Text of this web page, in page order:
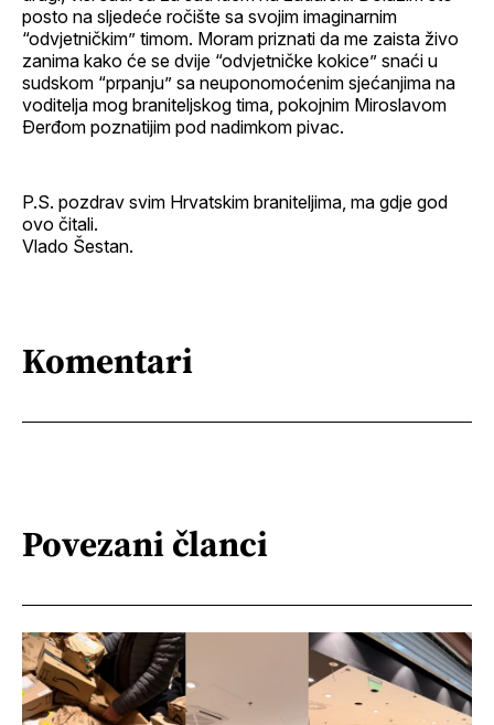
posto na sljedeće ročište sa svojim imaginarnim
“odvjetničkim” timom. Moram priznati da me zaista živo
zanima kako će se dvije “odvjetničke kokice” snaći u
sudskom “prpanju” sa neuponomoćenim sjećanjima na
voditelja mog braniteljskog tima, pokojnim Miroslavom
Đerđom poznatijim pod nadimkom pivac.
P.S. pozdrav svim Hrvatskim braniteljima, ma gdje god
ovo čitali.
Vlado Šestan.
Komentari
Povezani članci